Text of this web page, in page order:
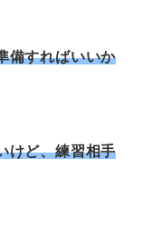
備すればいいか
けど、練習相手